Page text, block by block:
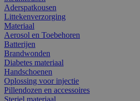
Aderspatkousen
Littekenverzorging
Materiaal
Aerosol en Toebehoren
Batterijen
Brandwonden
Diabetes materiaal
Handschoenen
Oplossing voor injectie
Pillendozen en accessoires
Steriel materiaal